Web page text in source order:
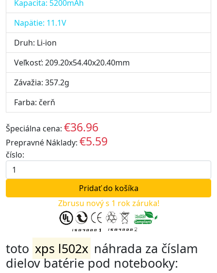
Kapacita: 5200mAh
Napätie: 11.1V
Druh: Li-ion
Veľkosť: 209.20x54.40x20.40mm
Závažia: 357.2g
Farba: čerň
Špeciálna cena: €36.96
Prepravné Náklady: €5.59
číslo:
Zbrusu nový s 1 rok záruka!
toto xps l502x náhrada za číslam
dielov batérie pod notebooky: